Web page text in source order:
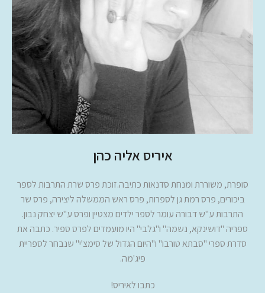
איריס אליה כהן
סופרת, משוררת ומנחת סדנאות כתיבה.זוכת פרס שרת התרבות לספר
ביכורים, פרס רמת גן לספרות, פרס ראש הממשלה ליצירה, פרס שר
התרבות ע"ש דבורה עומר לספר ילדים מצטיין ופרס ע"ש יצחק נבון.
ספריה "דושינקא, נשמה" ו"גלבי" היו מועמדים לפרס ספיר. כתבה את
סדרת ספרי "סבתא טורבו" ו"היום הגדול של סימצ'י" שנבחר לספריית
פיג'מה.
כתבו לאיריס!